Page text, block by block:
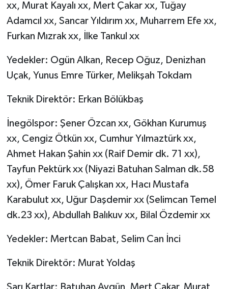
xx, Murat Kayalı xx, Mert Çakar xx, Tuğay
Adamcıl xx, Sancar Yıldırım xx, Muharrem Efe xx,
Furkan Mızrak xx, İlke Tankul xx
Yedekler: Ogün Alkan, Recep Oğuz, Denizhan
Uçak, Yunus Emre Türker, Melikşah Tokdam
Teknik Direktör: Erkan Bölükbaş
İnegölspor: Şener Özcan xx, Gökhan Kurumuş
xx, Cengiz Ötkün xx, Cumhur Yılmaztürk xx,
Ahmet Hakan Şahin xx (Raif Demir dk. 71 xx),
Tayfun Pektürk xx (Niyazi Batuhan Salman dk.58
xx), Ömer Faruk Çalışkan xx, Hacı Mustafa
Karabulut xx, Uğur Daşdemir xx (Selimcan Temel
dk.23 xx), Abdullah Balıkuv xx, Bilal Özdemir xx
Yedekler: Mertcan Babat, Selim Can İnci
Teknik Direktör: Murat Yoldaş